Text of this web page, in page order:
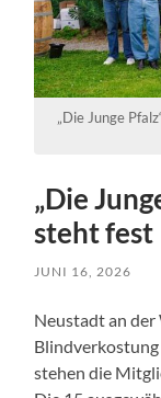
„Die Junge
„Die
steht fest
JUNI 16, 2026
Neustadt an
stehen die